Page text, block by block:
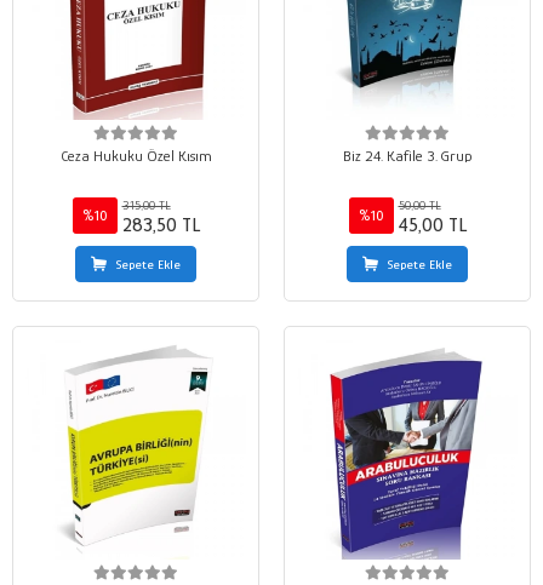
Ceza Hukuku Özel Kısım
%10
315,00 TL
283,50 TL
Sepete Ekle
Biz 24. Kafile 3. Grup
%10
50,00 TL
45,00 TL
Sepete Ekle